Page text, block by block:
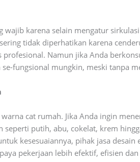
wajib karena selain mengatur
tidak diperhatikan karena
Namun jika Anda
fungsional mungkin, meski tanpa
cat rumah. Jika Anda ingin
seperti putih, abu, cokelat, krem
kesesuaiannya, pihak jasa
pekerjaan lebih efektif, efisien